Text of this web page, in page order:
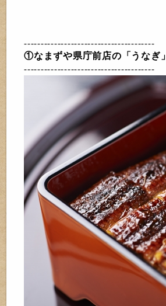
---------------------------------------
①なまずや県庁前店の「うなぎ」
---------------------------------------